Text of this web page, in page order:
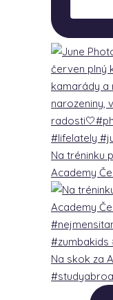
Na tréninku
Academy
Na skok za